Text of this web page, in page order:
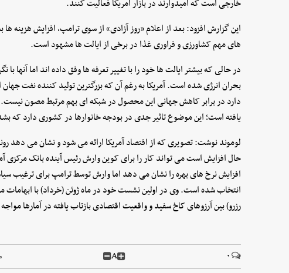
خارجی است که امیدوارند در بازار آمریکا فعالیت کنند.
این گزارش افزود: بعد از اعلام «روز آزادی» از سوی ترامپ، افزایش هزینه
های مهم کشاورزی و فراوری غذا در برخی از ایالت ها مشهود است.
در حالی که بیشتر ایالت ها خود را با تغییر تعرفه ها وفق داده اند اما آنها
بحران انرژی شده است. آمریکا به رغم آن که بزرگترین تولید کننده نفت
یافته است؛ این موضوع تاثیر جدی در بودجه خانوارها در کشوری دارد که
لوموند نوشت: تصویری که از اقتصاد آمریکا ارائه می شود و نشان می دهد
حال افزایش است می تواند کار را برای کوین وارش رئیس آینده بانک مرکزی
افزایش نرخ های بهره را نشان می دهد اما وارش توسط ترامپ برای ترغیب
انتخاب شده است. وی در اولین نشست خود در ماه ژوئن (خرداد) با ابهامات
رزرو) بین آرزوهای کاخ سفید و واقعیت اقتصادی بازتاب یافته در آمارها
۰ A